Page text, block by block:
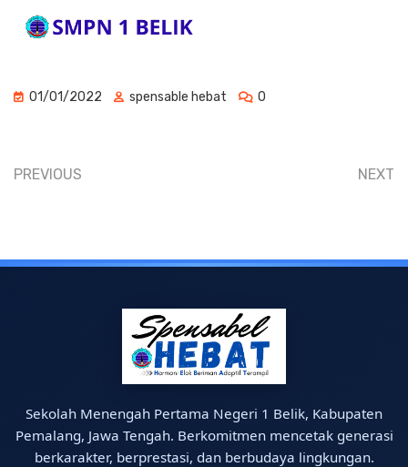
01/01/2022 spensable hebat 0
PREVIOUS NEXT
Sekolah Menengah Pertama Negeri 1 Belik, Kabupaten
Pemalang, Jawa Tengah. Berkomitmen mencetak generasi
berkarakter, berprestasi, dan berbudaya lingkungan.